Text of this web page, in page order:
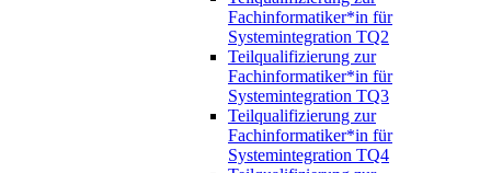
Fachinformatiker*in für
Systemintegration TQ2
Teilqualifizierung zur
Fachinformatiker*in für
Systemintegration TQ3
Teilqualifizierung zur
Fachinformatiker*in für
Systemintegration TQ4